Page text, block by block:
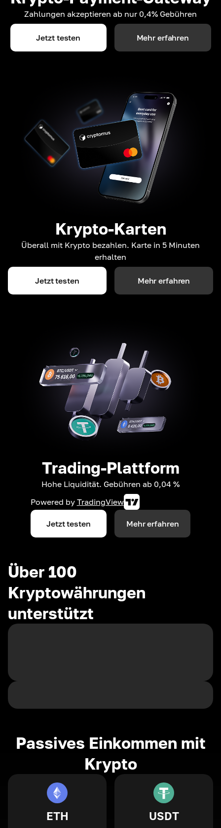
Zahlungen akzeptieren ab nur 0,4% Gebühren
Jetzt testen Mehr erfahren
Krypto-Karten
Überall mit Krypto bezahlen. Karte in 5 Minuten
erhalten
Jetzt testen Mehr erfahren
Trading-Plattform
Hohe Liquidität. Gebühren ab 0,04 %
Powered by TradingView
Jetzt testen Mehr erfahren
Über 100
Kryptowährungen
unterstützt
Passives Einkommen mit
Krypto
ETH USDT